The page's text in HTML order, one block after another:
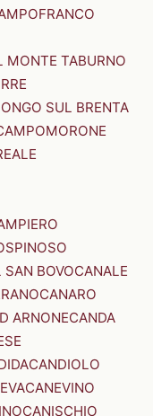
MONTE TABURNO
SUL BRENTA
SAN BOVOCANALE
CANARO
ARNONECANDA
CANDIOLO
CANEVINO
CANISCHIO